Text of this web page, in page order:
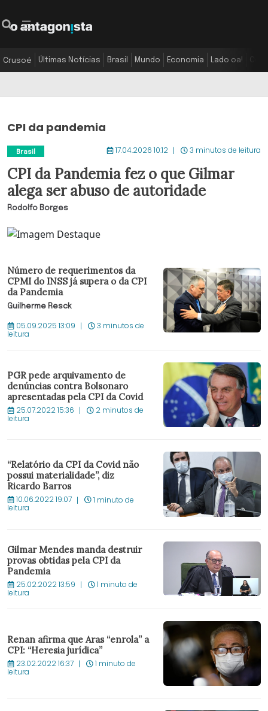
Crusoé Últimas Notícias Brasil Mundo Economia Lado oa!
CPI da pandemia
Brasil 17.04.2026 10:12 3 minutos de leitura
CPI da Pandemia fez o que Gilmar
alega ser abuso de autoridade
Rodolfo Borges
Número de requerimentos da
CPMI do INSS já supera o da CPI
da Pandemia
Guilherme Resck
05.09.2025 13:09 3 minutos de
leitura
PGR pede arquivamento de
denúncias contra Bolsonaro
apresentadas pela CPI da Covid
25.07.2022 15:36 2 minutos de
leitura
“Relatório da CPI da Covid não
possui materialidade”, diz
Ricardo Barros
10.06.2022 19:07 1 minuto de
leitura
Gilmar Mendes manda destruir
provas obtidas pela CPI da
Pandemia
25.02.2022 13:59 1 minuto de
leitura
Renan afirma que Aras “enrola” a
CPI: “Heresia jurídica”
23.02.2022 16:37 1 minuto de
leitura